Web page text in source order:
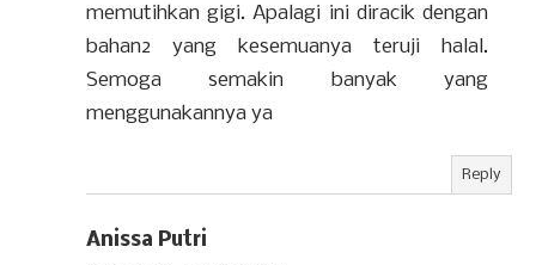
memutihkan gigi. Apalagi ini diracik dengan
bahan2 yang kesemuanya teruji halal.
Semoga semakin banyak yang
menggunakannya ya
Reply
Anissa Putri